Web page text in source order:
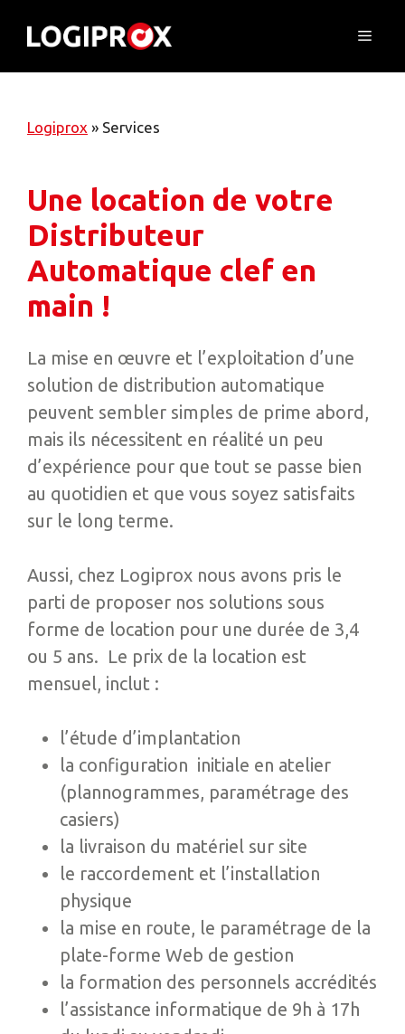
Menu
Logiprox » Services
Une location de votre
Distributeur
Automatique clef en
main !
La mise en œuvre et l’exploitation d’une
solution de distribution automatique
peuvent sembler simples de prime abord,
mais ils nécessitent en réalité un peu
d’expérience pour que tout se passe bien
au quotidien et que vous soyez satisfaits
sur le long terme.
Aussi, chez Logiprox nous avons pris le
parti de proposer nos solutions sous
forme de location pour une durée de 3,4
ou 5 ans. Le prix de la location est
mensuel, inclut :
l’étude d’implantation
la configuration initiale en atelier
(plannogrammes, paramétrage des
casiers)
la livraison du matériel sur site
le raccordement et l’installation
physique
la mise en route, le paramétrage de la
plate-forme Web de gestion
la formation des personnels accrédités
l’assistance informatique de 9h à 17h